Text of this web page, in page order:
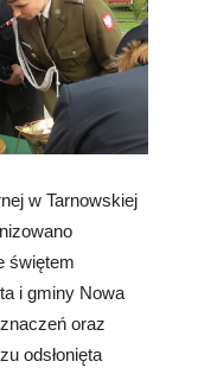
w Tarnowskiej
świętem
i gminy Nowa
oraz
odsłonięta